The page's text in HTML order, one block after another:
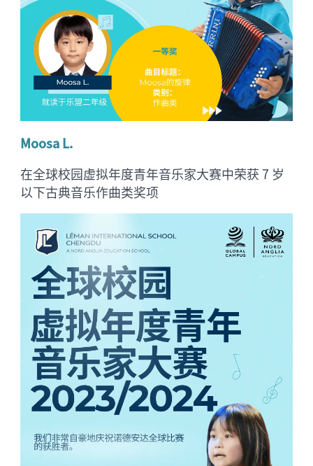
Moosa L.
在全球校园虚拟年度青年音乐家大赛中荣获 7 岁
以下古典音乐作曲类奖项